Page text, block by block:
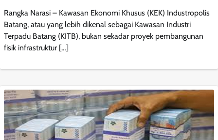
Rangka Narasi – Kawasan Ekonomi Khusus (KEK) Industropolis
Batang, atau yang lebih dikenal sebagai Kawasan Industri
Terpadu Batang (KITB), bukan sekadar proyek pembangunan
fisik infrastruktur […]